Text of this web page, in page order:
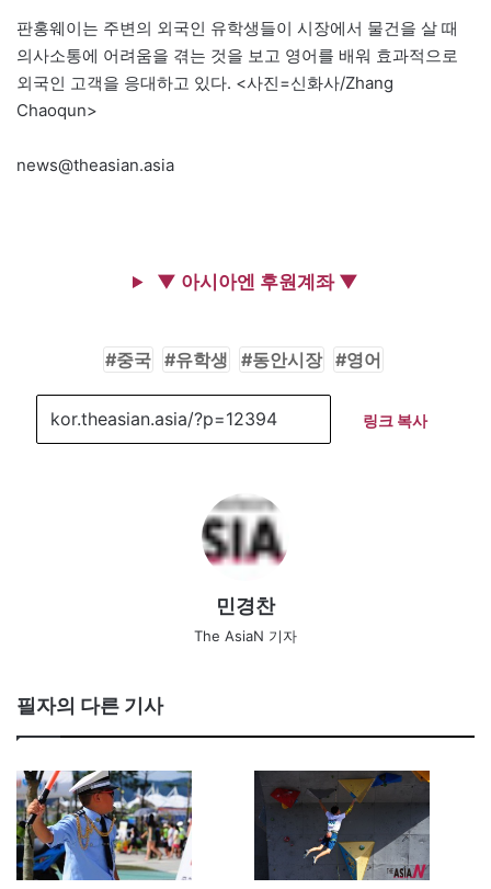
판홍웨이는 주변의 외국인 유학생들이 시장에서 물건을 살 때
의사소통에 어려움을 겪는 것을 보고 영어를 배워 효과적으로
외국인 고객을 응대하고 있다. <사진=신화사/Zhang
Chaoqun>
news@theasian.asia
▼ 아시아엔 후원계좌 ▼
중국 유학생 동안시장 영어
링크 복사
민경찬
The AsiaN 기자
필자의 다른 기사